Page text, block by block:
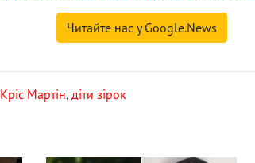
Читайте нас у Google.News
Кріс Мартін, діти зірок